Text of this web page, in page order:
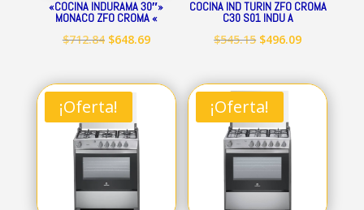
«COCINA INDURAMA 30″»
MONACO ZFO CROMA «
$712.84 El
original
era:
$712.84.
$648.69El
actual
COCINA IND TURIN ZFO CROMA
C30 S01 INDU A
$545.15 El
original
era:
$545.15.
$496.09El
actual
¡Oferta! ¡Oferta!